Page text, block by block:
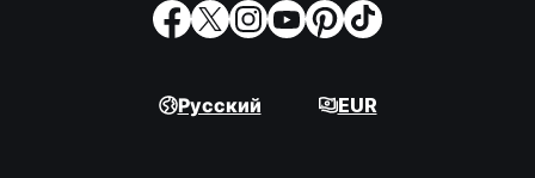
Русский EUR